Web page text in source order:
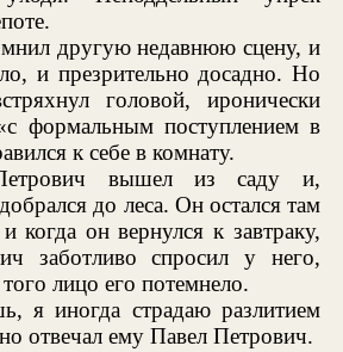
другую недавнюю сцену, и
и презрительно досадно. Но
головой, иронически
формальным поступлением в
к себе в комнату.
вышел из саду и,
до леса. Он остался там
когда он вернулся к завтраку,
заботливо спросил у него,
лицо его потемнело.
я иногда страдаю разлитием
отвечал ему Павел Петрович.